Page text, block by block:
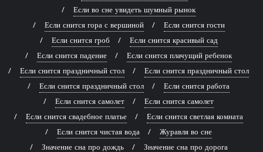
Если во сне увидеть шумный рынок
Если снится гора с вершиной
Если снится гости
Если снится гроб
Если снится красивый сад
Если снится падение
Если снится плачущий ребенок
Если снится праздничный стол
Если снится праздничный стол
Если снится праздничный стол
Если снится работа
Если снится самолет
Если снится самолет
Если снится свадебное платье
Если снится светлая комната
Если снится чистая вода
Журавля во сне
Значение сна про дождь
Значение сна про дорога